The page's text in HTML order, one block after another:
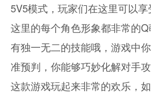
5V5模式，玩家们在这里可以享
这里的每个角色形象都非常的
有独一无二的技能哦，游戏中
准预判，你能够巧妙化解对手
这款游戏玩起来非常的欢乐，